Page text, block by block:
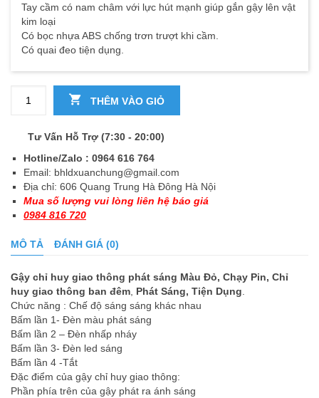
Tay cầm có nam châm với lực hút mạnh giúp gắn gậy lên vật
kim loại
Có bọc nhựa ABS chống trơn trượt khi cầm.
Có quai đeo tiện dụng.
THÊM VÀO GIỎ
Tư Vấn Hỗ Trợ (7:30 - 20:00)
Hotline/Zalo : 0964 616 764
Email: bhldxuanchung@gmail.com
Địa chỉ: 606 Quang Trung Hà Đông Hà Nội
Mua số lượng vui lòng liên hệ báo giá
0984 816 720
MÔ TẢ ĐÁNH GIÁ (0)
Gậy chỉ huy giao thông phát sáng Màu Đỏ, Chạy Pin, Chỉ
huy giao thông ban đêm, Phát Sáng, Tiện Dụng.
Chức năng : Chế độ sáng sáng khác nhau
Bấm lần 1- Đèn màu phát sáng
Bấm lần 2 – Đèn nhấp nháy
Bấm lần 3- Đèn led sáng
Bấm lần 4 -Tắt
Đặc điểm của gậy chỉ huy giao thông:
Phần phía trên của gậy phát ra ánh sáng